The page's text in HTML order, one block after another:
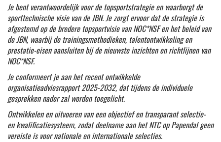
Je bent verantwoordelijk voor de topsportstrategie en waarborgt de
sporttechnische visie van de JBN. Je zorgt ervoor dat de strategie is
afgestemd op de bredere topsportvisie van NOC*NSF en het beleid van
de JBN, waarbij de trainingsmethodieken, talentontwikkeling en
prestatie-eisen aansluiten bij de nieuwste inzichten en richtlijnen van
NOC*NSF.
Je conformeert je aan het recent ontwikkelde
organisatieadviesrapport 2025-2032, dat tijdens de individuele
gesprekken nader zal worden toegelicht.
Ontwikkelen en uitvoeren van een objectief en transparant selectie-
en kwalificatiesysteem, zodat deelname aan het NTC op Papendal geen
vereiste is voor nationale en internationale selecties.